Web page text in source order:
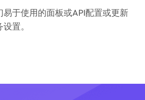
易于使用的面板或API配置或更新
置。